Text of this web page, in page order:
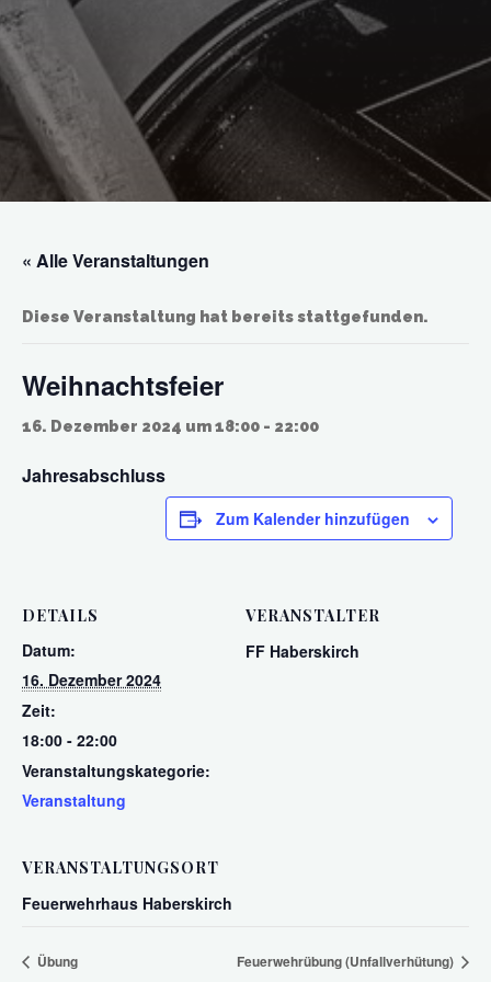
« Alle Veranstaltungen
Diese Veranstaltung hat bereits stattgefunden.
Weihnachtsfeier
16. Dezember 2024 um 18:00 - 22:00
Jahresabschluss
Zum Kalender hinzufügen
DETAILS
Datum:
16. Dezember 2024
Zeit:
18:00 - 22:00
Veranstaltungskategorie:
Veranstaltung
VERANSTALTER
FF Haberskirch
VERANSTALTUNGSORT
Feuerwehrhaus Haberskirch
Übung Feuerwehrübung (Unfallverhütung)